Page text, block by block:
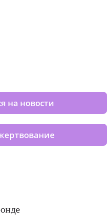
на новости